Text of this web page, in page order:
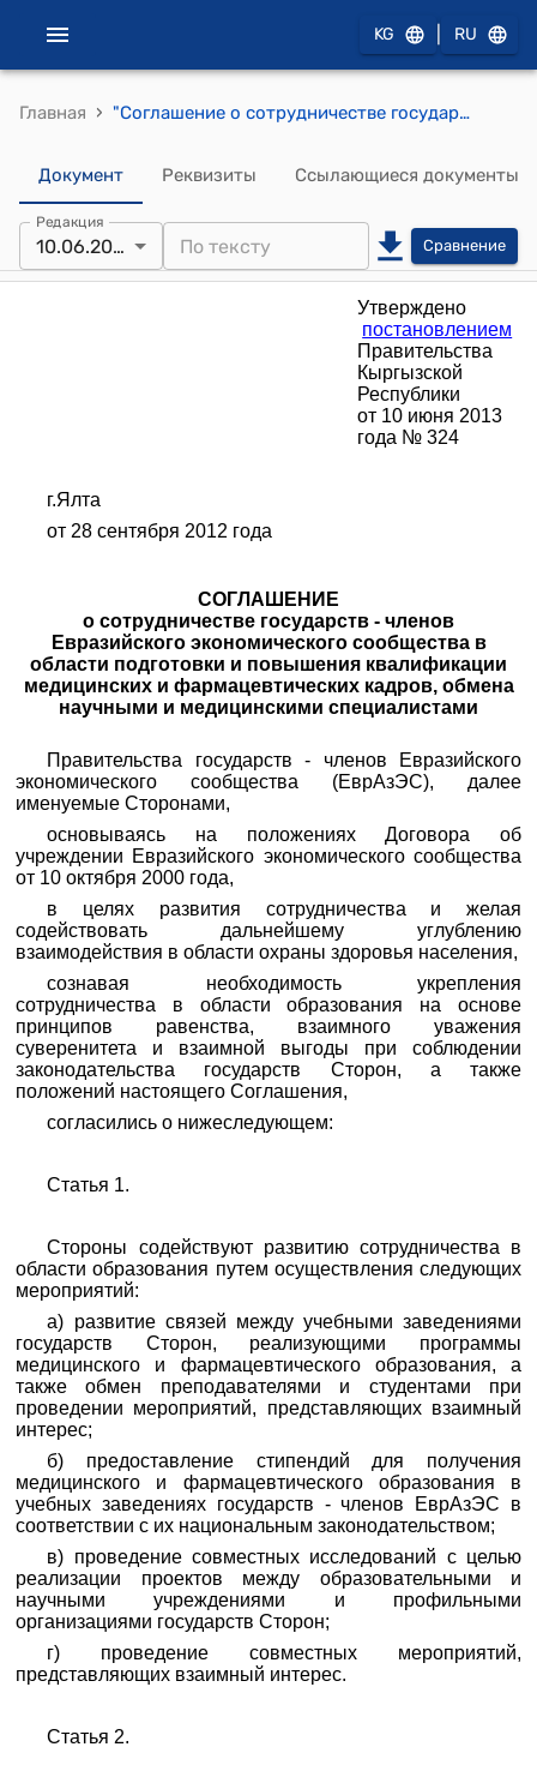
KG RU
Главная › "Соглашение о сотрудничестве государств - членов Евразийского экономического сообщества в области подготовки и повышения квалификации медицинских и фармацевтических кадров, обмена научными и медицинскими специалистами" (Утверждено постановлением Правительства КР от 10 июня 2013 года № 324)
Документ Реквизиты Ссылающиеся документы
Редакция
10.06.2013 Сравнение